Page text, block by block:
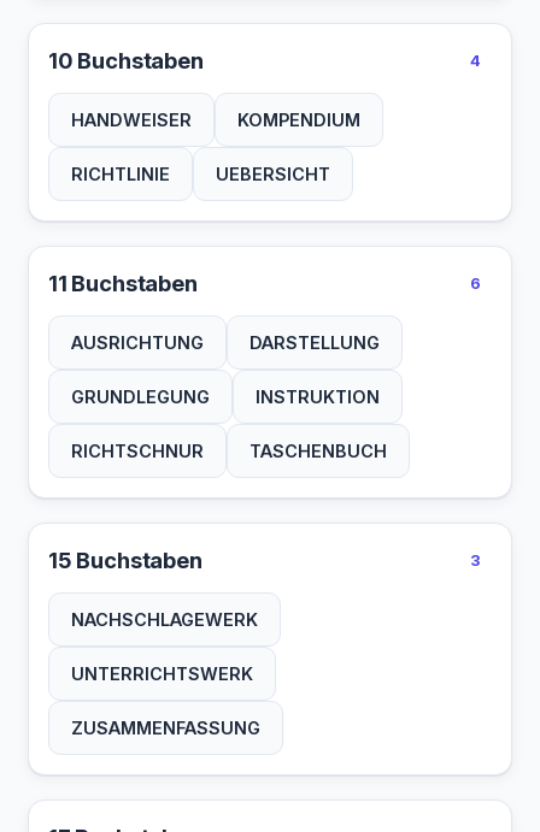
10 Buchstaben 4
HANDWEISER KOMPENDIUM
RICHTLINIE UEBERSICHT
11 Buchstaben 6
AUSRICHTUNG DARSTELLUNG
GRUNDLEGUNG INSTRUKTION
RICHTSCHNUR TASCHENBUCH
15 Buchstaben 3
NACHSCHLAGEWERK
UNTERRICHTSWERK
ZUSAMMENFASSUNG